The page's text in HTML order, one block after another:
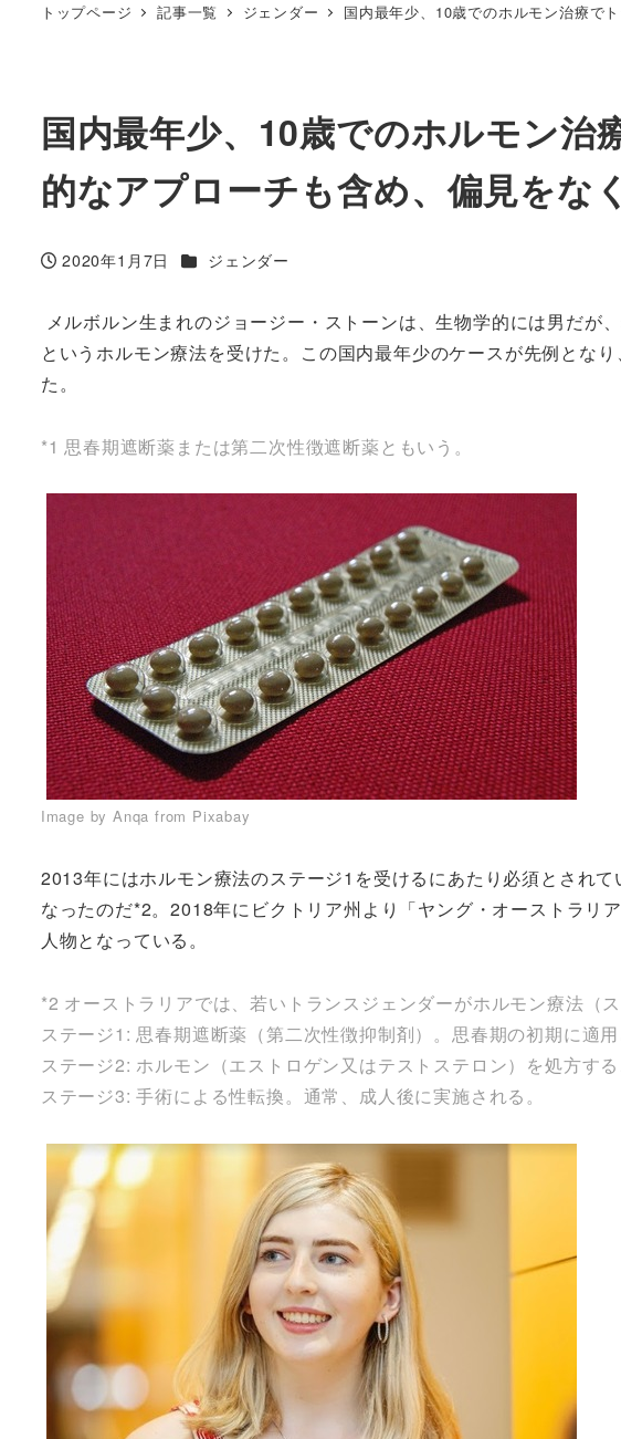
トップページ 記事一覧 ジェンダー 国内最年少、10歳でのホルモン治療で
国内最年少、10歳でのホルモン
的なアプローチも含め、偏見をな
投稿日
2020年1月7日 カテゴリー
ジェンダー
メルボルン生まれのジョージー・ストーンは、生物学的には男だ
というホルモン療法を受けた。この国内最年少のケースが先例とな
た。
*1 思春期遮断薬または第二次性徴遮断薬ともいう。
Image by Anqa from Pixabay
2013年にはホルモン療法のステージ1を受けるにあたり必須とされ
なったのだ*2。2018年にビクトリア州より「ヤング・オーストラリ
人物となっている。
*2 オーストラリアでは、若いトランスジェンダーがホルモン療法（
ステージ1: 思春期遮断薬（第二次性徴抑制剤）。思春期の初期に適用
ステージ2: ホルモン（エストロゲン又はテストステロン）を処方す
ステージ3: 手術による性転換。通常、成人後に実施される。